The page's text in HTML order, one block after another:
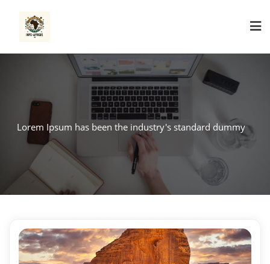
content
Lorem Ipsum has been the industry's standard dummy